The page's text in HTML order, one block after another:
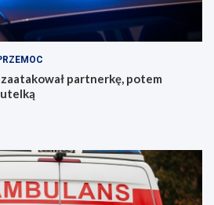
partnerkę, potem